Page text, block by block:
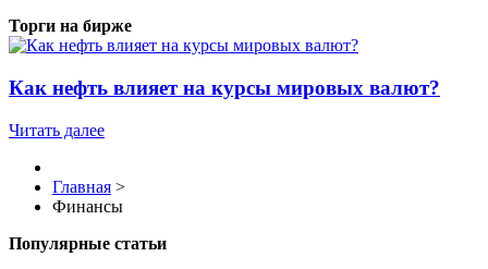
Торги на бирже
Как нефть влияет на курсы мировых валют?
Читать далее
Главная >
Финансы
Популярные статьи